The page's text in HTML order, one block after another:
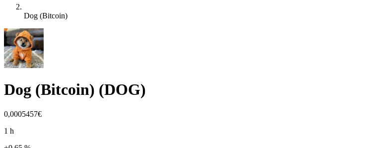
Dog (Bitcoin)
Dog (Bitcoin) (DOG)
0,0005457€
1 h